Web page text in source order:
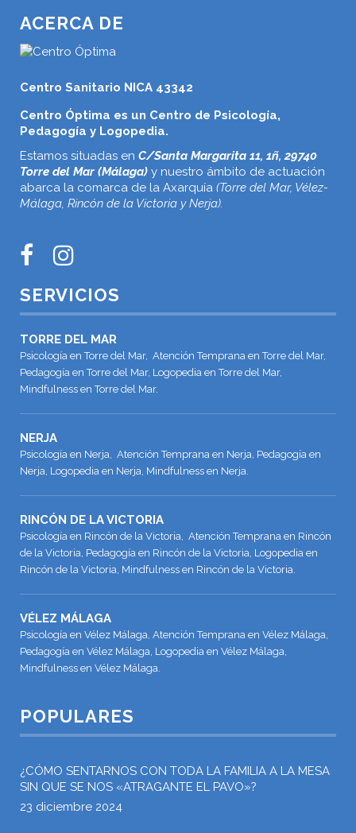
ACERCA DE
Centro Sanitario NICA 43342
Centro Óptima es un Centro de Psicología,
Pedagogía y Logopedia.
Estamos situadas en C/Santa Margarita 11, 1ñ, 29740
Torre del Mar (Málaga) y nuestro ámbito de actuación
abarca la comarca de la Axarquía (Torre del Mar, Vélez-
Málaga, Rincón de la Victoria y Nerja).
SERVICIOS
TORRE DEL MAR
Psicología en Torre del Mar, Atención Temprana en Torre del Mar,
Pedagogía en Torre del Mar, Logopedia en Torre del Mar,
Mindfulness en Torre del Mar.
NERJA
Psicología en Nerja, Atención Temprana en Nerja, Pedagogía en
Nerja, Logopedia en Nerja, Mindfulness en Nerja.
RINCÓN DE LA VICTORIA
Psicología en Rincón de la Victoria, Atención Temprana en Rincón
de la Victoria, Pedagogía en Rincón de la Victoria, Logopedia en
Rincón de la Victoria, Mindfulness en Rincón de la Victoria.
VÉLEZ MÁLAGA
Psicología en Vélez Málaga, Atención Temprana en Vélez Málaga,
Pedagogía en Vélez Málaga, Logopedia en Vélez Málaga,
Mindfulness en Vélez Málaga.
POPULARES
¿CÓMO SENTARNOS CON TODA LA FAMILIA A LA MESA
SIN QUE SE NOS «ATRAGANTE EL PAVO»?
23 diciembre 2024